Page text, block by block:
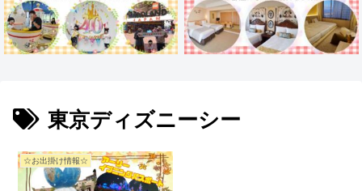
東京ディズニーシー
☆お出掛け情報☆